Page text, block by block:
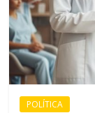
POLÍTICA